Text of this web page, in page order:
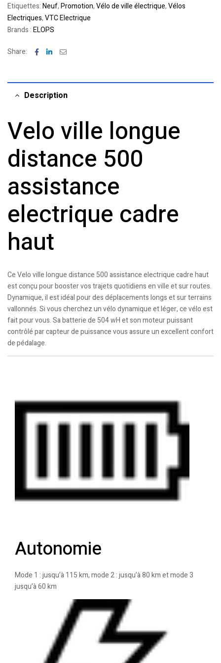
Etiquettes:Neuf,Promotion,Vélo de ville électrique,Vélos
Electriques,VTC Electrique
Brands :ELOPS
Share: Facebook
LinkedinEmail
Description
Velo ville longue
distance 500
assistance
electrique cadre
haut
Ce Velo ville longue distance 500 assistance electrique cadre haut
est conçu pour booster vos trajets quotidiens en ville et sur routes.
Dynamique, il est idéal pour des déplacements longs et sur terrains
vallonnés. Si vous cherchez un vélo dynamique et léger, ce vélo est
fait pour vous. Sa batterie de 504 wH et son moteur puissant
contrôlé par capteur de puissance vous assure un excellent confort
de pédalage.
Autonomie
Mode 1 : jusqu’à 115 km, mode 2 : jusqu’à 80 km et mode 3
jusqu’à 60 km